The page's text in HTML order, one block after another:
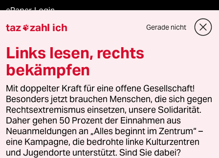
ePaper Login
Downloads für Abonnierende
© 2026 taz Verlags und Vertriebs GmbH
Alle Rechte vorbehalten. Bei rechtlichen Fragen oder für Genehmigungen
wenden Sie sich bitte an lizenzen@taz.de
Feedback Redaktionsstatut Kommune-Richtlinien
Leitlinie Informant Datenschutz Impressum AGB
taz zahl ich Gerade nicht
Links lesen, rechts
bekämpfen
Mit doppelter Kraft für eine offene Gesellschaft!
Besonders jetzt brauchen Menschen, die sich gegen
Rechtsextremismus einsetzen, unsere Solidarität.
Daher gehen 50 Prozent der Einnahmen aus
Neuanmeldungen an „Alles beginnt im Zentrum“ –
eine Kampagne, die bedrohte linke Kulturzentren
und Jugendorte unterstützt. Sind Sie dabei?